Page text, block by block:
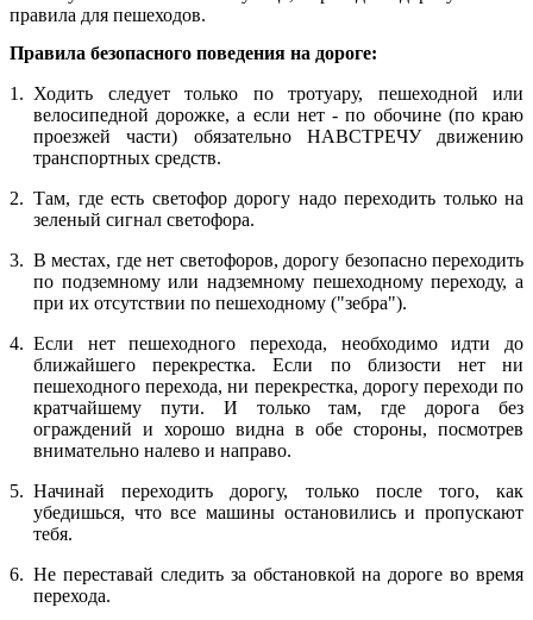
правила для пешеходов.
Правила безопасного поведения на дороге:
Ходить следует только по тротуару, пешеходной или
велосипедной дорожке, а если нет - по обочине (по краю
проезжей части) обязательно НАВСТРЕЧУ движению
транспортных средств.
Там, где есть светофор дорогу надо переходить только на
зеленый сигнал светофора.
В местах, где нет светофоров, дорогу безопасно переходить
по подземному или надземному пешеходному переходу, а
при их отсутствии по пешеходному ("зебра").
Если нет пешеходного перехода, необходимо идти до
ближайшего перекрестка. Если по близости нет ни
пешеходного перехода, ни перекрестка, дорогу переходи по
кратчайшему пути. И только там, где дорога без
ограждений и хорошо видна в обе стороны, посмотрев
внимательно налево и направо.
Начинай переходить дорогу, только после того, как
убедишься, что все машины остановились и пропускают
тебя.
Не переставай следить за обстановкой на дороге во время
перехода.